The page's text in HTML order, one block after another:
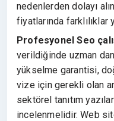
nedenlerden dolayı
fiyatlarında farklılıklar
Profesyonel Seo
verildiğinde uzman
yükselme garantisi,
vize için gerekli olan
sektörel tanıtım
incelenmelidir. Web